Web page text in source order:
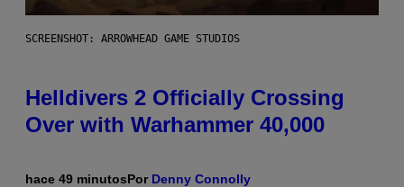
SCREENSHOT: ARROWHEAD GAME STUDIOS
Helldivers 2 Officially Crossing
Over with Warhammer 40,000
hace 49 minutosPor Denny Connolly